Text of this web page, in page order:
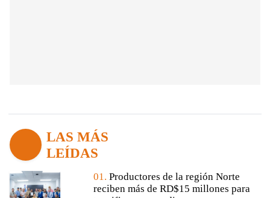
LAS MÁS
LEÍDAS
01. Productores de la región Norte
reciben más de RD$15 millones para